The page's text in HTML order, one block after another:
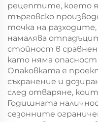
рецептите, което я
търговско
точка на
намалява
стойност в
като няма
Опаковката е
съхранение и
след отваряне,
Годишната
сезонните